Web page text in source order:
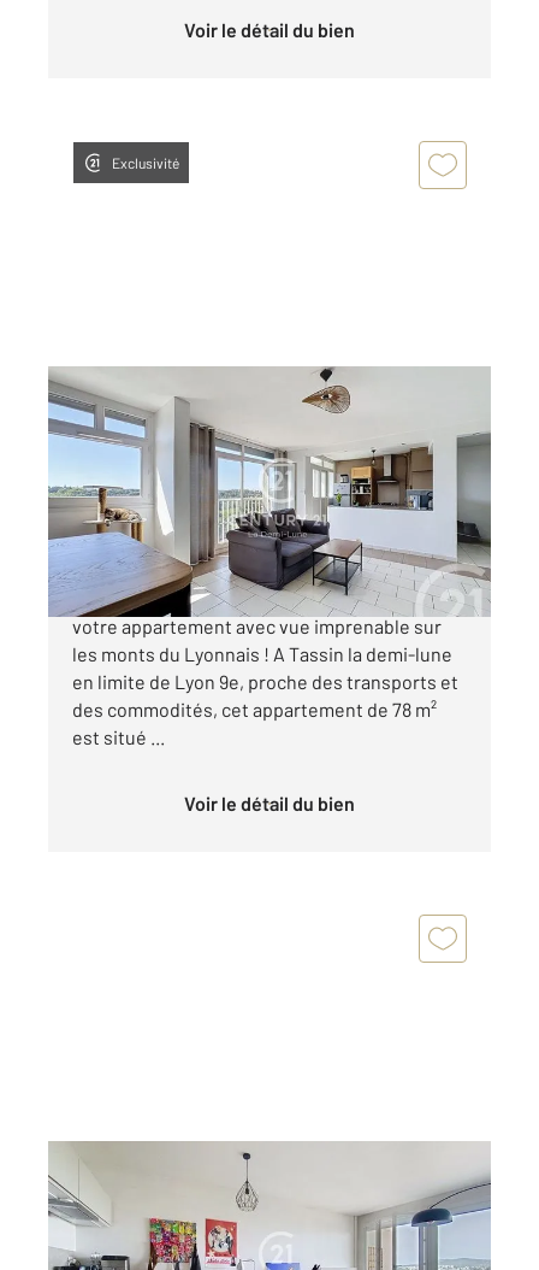
Voir le détail du bien
Exclusivité
TASSIN LA DEMI LUNE 69
78,40 m2
, 4 pièces
Ref : 509
Appartement T4 à vendre
270 000 €
En exclusivité chez Century 21 La Demi Lune,
votre appartement avec vue imprenable sur
les monts du Lyonnais ! A Tassin la demi-lune
en limite de Lyon 9e, proche des transports et
des commodités, cet appartement de 78 m²
est situé ...
Voir le détail du bien
62,03 m
Ref : 486
Appartement T3 à vendre